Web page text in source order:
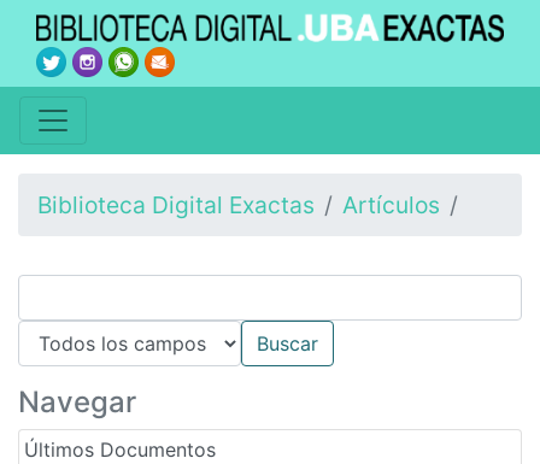
Biblioteca Digital Exactas Artículos
Navegar
Últimos Documentos